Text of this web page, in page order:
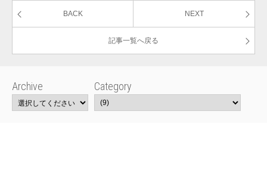
BACK NEXT
記事一覧へ戻る
Archive Category